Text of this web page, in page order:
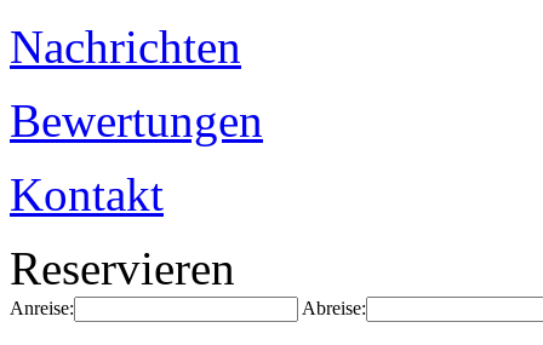
Nachrichten
Bewertungen
Kontakt
Reservieren
Anreise: Abreise: